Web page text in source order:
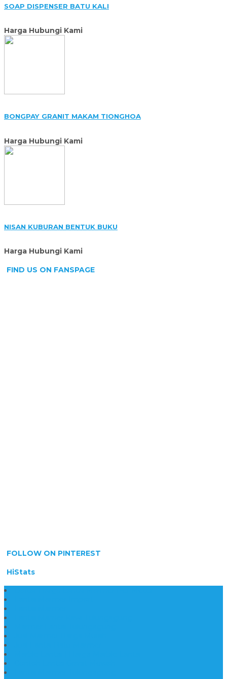
SOAP DISPENSER BATU KALI
Harga Hubungi Kami
BONGPAY GRANIT MAKAM TIONGHOA
Harga Hubungi Kami
NISAN KUBURAN BENTUK BUKU
Harga Hubungi Kami
FIND US ON FANSPAGE
FOLLOW ON PINTEREST
HiStats